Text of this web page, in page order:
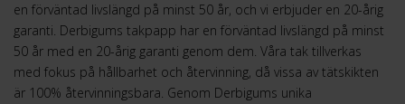
en förväntad livslängd på minst 50 år, och vi erbjuder en 20-årig
garanti. Derbigums takpapp har en förväntad livslängd på minst
50 år med en 20-årig garanti genom dem. Våra tak tillverkas
med fokus på hållbarhet och återvinning, då vissa av tätskikten
är 100% återvinningsbara. Genom Derbigums unika